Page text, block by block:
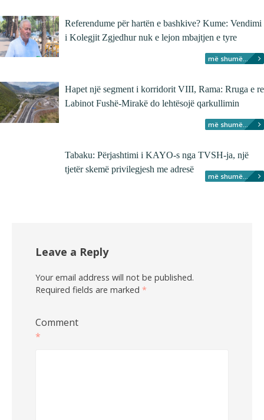
Referendume për hartën e bashkive? Kume: Vendimi
i Kolegjit Zgjedhur nuk e lejon mbajtjen e tyre
më shumë...
Hapet një segment i korridorit VIII, Rama: Rruga e re
Labinot Fushë-Mirakë do lehtësojë qarkullimin
më shumë...
Tabaku: Përjashtimi i KAYO-s nga TVSH-ja, një
tjetër skemë privilegjesh me adresë
më shumë...
Leave a Reply
Your email address will not be published.
Required fields are marked *
Comment
*